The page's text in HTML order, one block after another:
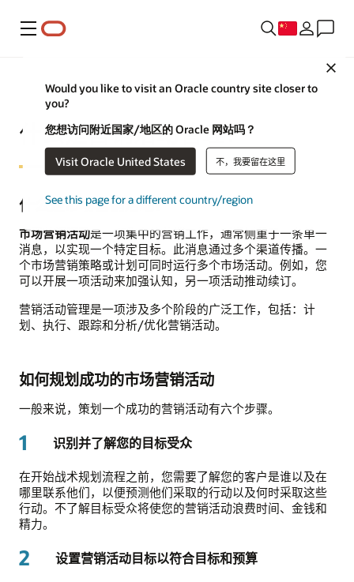
菜单
Would you like to visit an Oracle country site closer to
you?
您想访问附近国家/地区的 Oracle 网站吗？
Visit Oracle United States 不，我要留在这里
See this page for a different country/region
什么是营销活动管理？
什么是市场营销活动？
市场营销活动是一项集中的营销工作，通常侧重于一条单一
消息，以实现一个特定目标。此消息通过多个渠道传播。一
个市场营销策略或计划可同时运行多个市场活动。例如，您
可以开展一项活动来加强认知，另一项活动推动续订。
营销活动管理是一项涉及多个阶段的广泛工作，包括：计
划、执行、跟踪和分析/优化营销活动。
如何规划成功的市场营销活动
一般来说，策划一个成功的营销活动有六个步骤。
1 识别并了解您的目标受众
在开始战术规划流程之前，您需要了解您的客户是谁以及在
哪里联系他们，以便预测他们采取的行动以及何时采取这些
行动。不了解目标受众将使您的营销活动浪费时间、金钱和
精力。
2 设置营销活动目标以符合目标和预算